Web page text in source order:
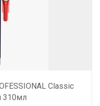
Classic
310мл